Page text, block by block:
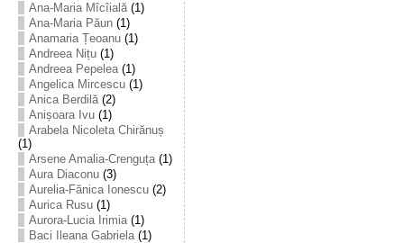
Ana-Maria Mîcîială(1)
Ana-Maria Păun(1)
Anamaria Țeoanu(1)
Andreea Nițu(1)
Andreea Pepelea(1)
Angelica Mircescu(1)
Anica Berdilă(2)
Anișoara Ivu(1)
Arabela Nicoleta Chirănuș
(1)
Arsene Amalia-Crenguța(1)
Aura Diaconu(3)
Aurelia-Fănica Ionescu(2)
Aurica Rusu(1)
Aurora-Lucia Irimia(1)
Baci Ileana Gabriela(1)